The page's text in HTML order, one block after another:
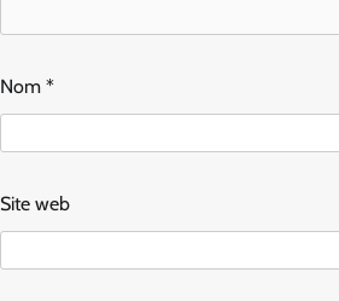
Nom *
Site web